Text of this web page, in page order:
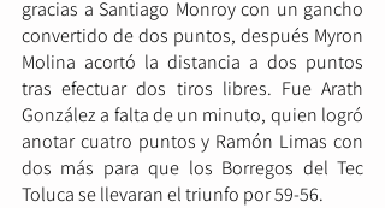
gracias a Santiago Monroy con un gancho
convertido de dos puntos, después Myron
Molina acortó la distancia a dos puntos
tras efectuar dos tiros libres. Fue Arath
González a falta de un minuto, quien logró
anotar cuatro puntos y Ramón Limas con
dos más para que los Borregos del Tec
Toluca se llevaran el triunfo por 59-56.